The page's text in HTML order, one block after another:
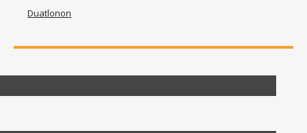
Duatlonon